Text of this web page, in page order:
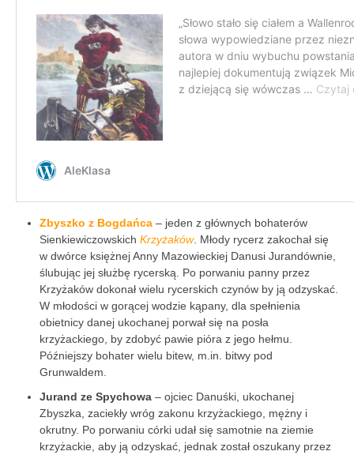
Zbyszko z Bogdańca – jeden z głównych bohaterów
Sienkiewiczowskich Krzyżaków. Młody rycerz zakochał się
w dwórce księżnej Anny Mazowieckiej Danusi Jurandównie,
ślubując jej służbę rycerską. Po porwaniu panny przez
Krzyżaków dokonał wielu rycerskich czynów by ją odzyskać.
W młodości w gorącej wodzie kąpany, dla spełnienia
obietnicy danej ukochanej porwał się na posła
krzyżackiego, by zdobyć pawie pióra z jego hełmu.
Późniejszy bohater wielu bitew, m.in. bitwy pod
Grunwaldem.
Jurand ze Spychowa – ojciec Danuśki, ukochanej
Zbyszka, zaciekły wróg zakonu krzyżackiego, mężny i
okrutny. Po porwaniu córki udał się samotnie na ziemie
krzyżackie, aby ją odzyskać, jednak został oszukany przez